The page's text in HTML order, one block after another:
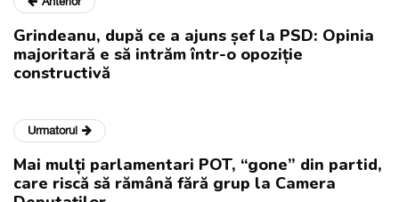
Grindeanu, după ce a ajuns șef la PSD: Opinia
majoritară e să intrăm într-o opoziție
constructivă
Urmatorul
Mai mulți parlamentari POT, “gone” din partid,
care riscă să rămână fără grup la Camera